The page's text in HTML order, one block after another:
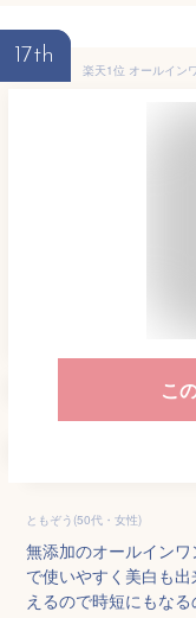
17th
こ
ともぞう(50代・女性)
無添加のオールイン
で使いやすく美白も
えるので時短にもなる